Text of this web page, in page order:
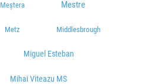
Meștera Mestre
Metz Middlesbrough
Miguel Esteban
Mihai Viteazu MS